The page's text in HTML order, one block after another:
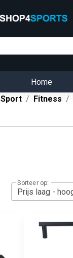
Home
Sport Fitness
Sorteer op: